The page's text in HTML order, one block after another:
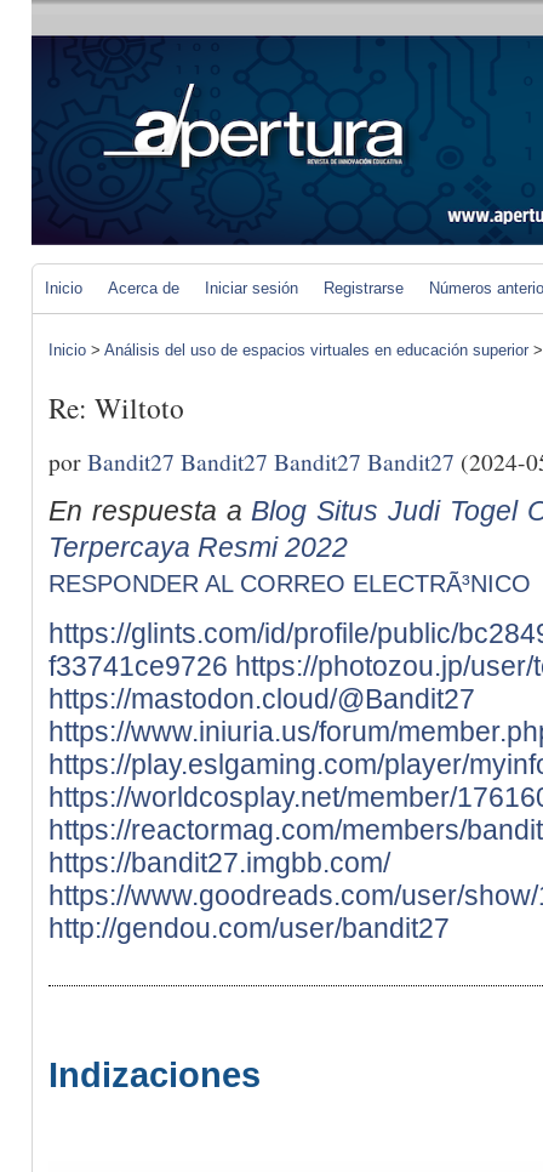
Inicio Acerca de Iniciar sesión Registrarse Números
Inicio > Análisis del uso de espacios virtuales en educación superior
Re: Wiltoto
porBandit27 Bandit27 Bandit27 Bandit27 (2024-
En respuesta a Blog Situs Judi Togel
Terpercaya Resmi 2022
RESPONDER AL CORREO ELECTRÃ³NICO
https://glints.com/id/profile/public/
f33741ce9726 https://photozou.jp/
https://mastodon.cloud/@Bandit27
https://www.iniuria.us/forum/
https://play.eslgaming.com/player/
https://worldcosplay.net/member/
https://reactormag.com/members/
https://bandit27.imgbb.com/
https://www.goodreads.com/user/
http://gendou.com/user/bandit27
Indizaciones